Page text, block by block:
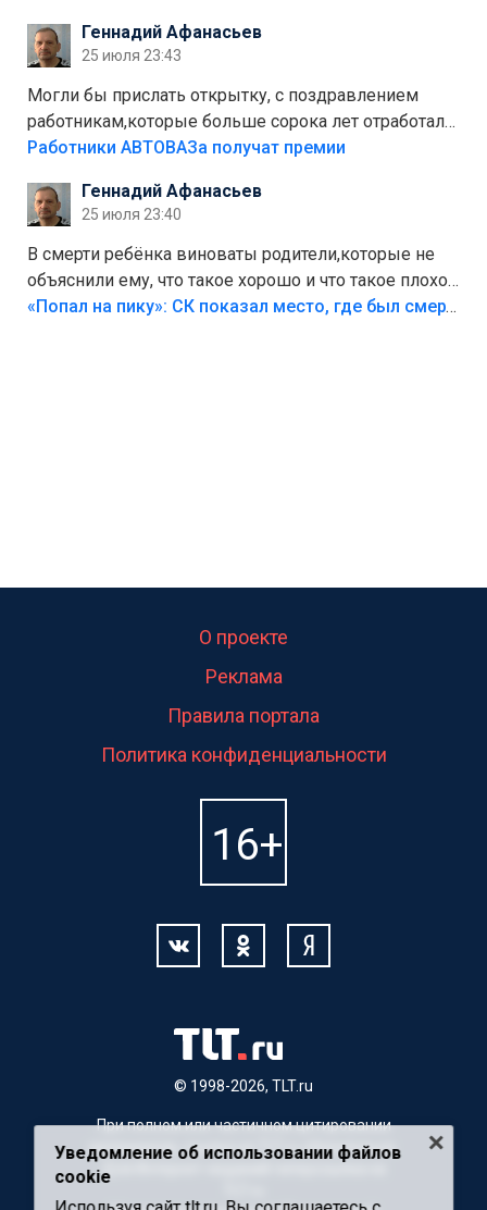
Штрафы мизерные.
Геннадий Афанасьев
25 июля 23:43
Могли бы прислать открытку, с поздравлением
работникам,которые больше сорока лет отработали
на предприятии.
Работники АВТОВАЗа получат премии
Геннадий Афанасьев
25 июля 23:40
В смерти ребёнка виноваты родители,которые не
объяснили ему, что такое хорошо и что такое плохо!
Лезть через такой забор,верх безумия,есть же
«Попал на пику»: СК показал место, где был смертельно травмирован ребенок в Тольятти
© 1998-2026, TLT.ru
О проекте
Реклама
Правила портала
Политика конфиденциальности
При полном или частичном цитировании
материалов, ссылка на TLT.ru обязательна.
Для Интернет-изданий гиперссылка на
Уведомление об использовании файлов
cookie